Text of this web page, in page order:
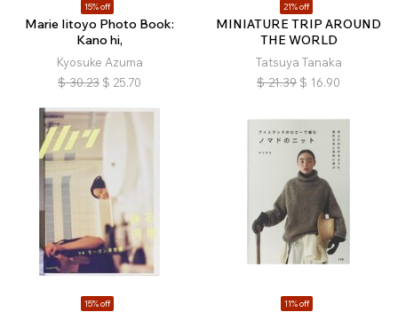
15% off
Marie Iitoyo Photo Book:
Kano hi,
Kyosuke Azuma
$ 30.23 $ 25.70
21% off
MINIATURE TRIP AROUND
THE WORLD
Tatsuya Tanaka
$ 21.39 $ 16.90
15% off 11% off